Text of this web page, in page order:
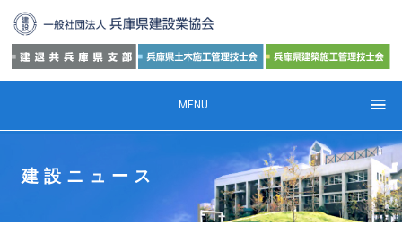
MENU
建設ニュース